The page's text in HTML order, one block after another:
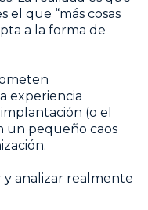
el que “más cosas
a la forma de
experiencia
(o el
un pequeño caos
y analizar realmente